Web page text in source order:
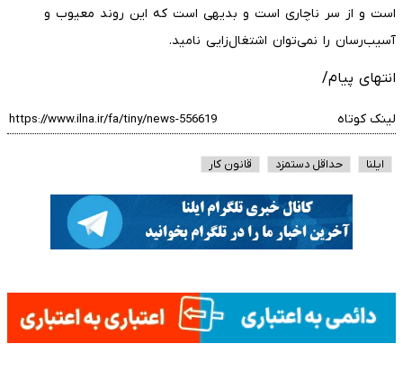
است و از سر ناچاری است و بدیهی است که این روند معیوب و
آسیب‌رسان را نمی‌توان اشتغال‌زایی نامید.
انتهای پیام/
لینک کوتاه
ایلنا حداقل دستمزد قانون کار